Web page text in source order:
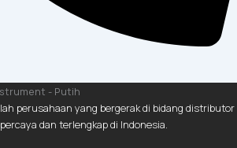
perusahaan yang bergerak di bidang distributor
dan terlengkap di Indonesia.